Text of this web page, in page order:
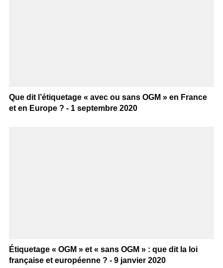
Que dit l’étiquetage « avec ou sans OGM » en France
et en Europe ? - 1 septembre 2020
Étiquetage « OGM » et « sans OGM » : que dit la loi
française et européenne ? - 9 janvier 2020